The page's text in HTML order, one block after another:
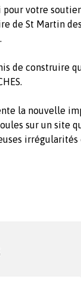
votre
de St Martin
de construire
la nouvelle
sur un site